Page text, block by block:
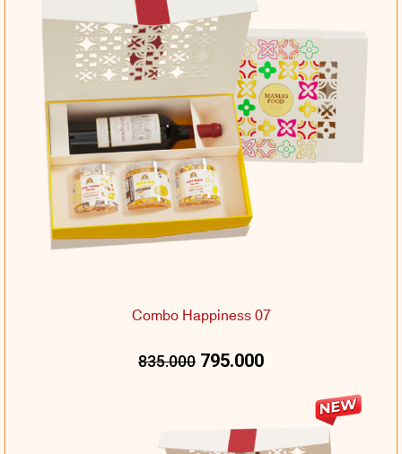
Combo Happiness 07
835.000 795.000